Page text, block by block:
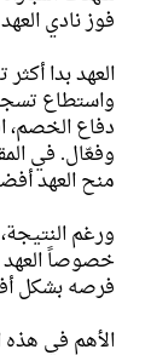
فوز نادي
العهد بدا
واستطاع
دفاع الخصم،
وفعّال. في
منح العهد
ورغم
خصوصاً العهد
فرصه بشكل
الأهم في هذه